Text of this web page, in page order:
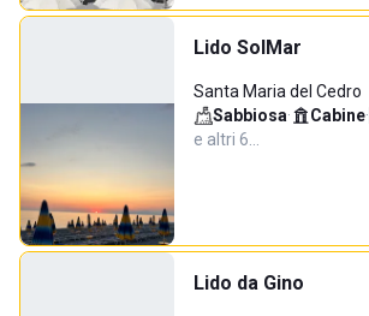
Lido SolMar
Santa Maria del Cedro
Sabbiosa· Cabine·
e altri 6…
Lido da Gino